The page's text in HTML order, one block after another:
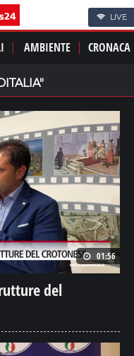
LIVE
AMBIENTE CRONACA
01:56
del